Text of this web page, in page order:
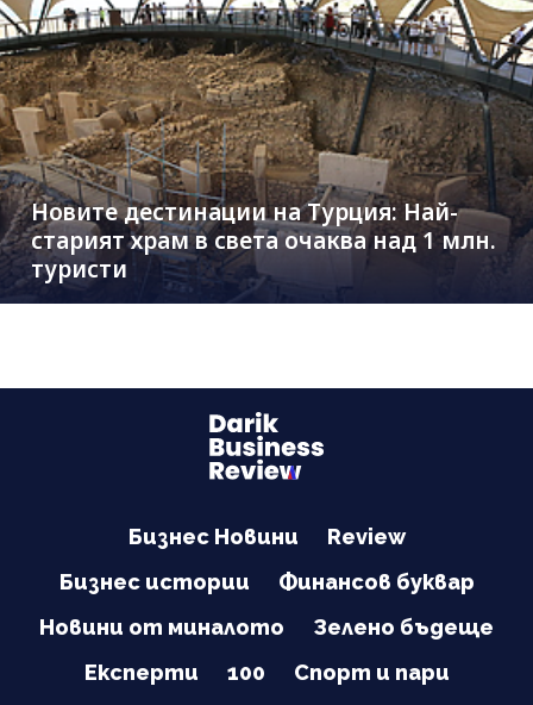
Новите дестинации на Турция: Най-
старият храм в света очаква над 1 млн.
туристи
Бизнес Новини
Review
Бизнес истории
Финансов буквар
Новини от миналото
Зелено бъдеще
Експерти
100 Спорт и пари